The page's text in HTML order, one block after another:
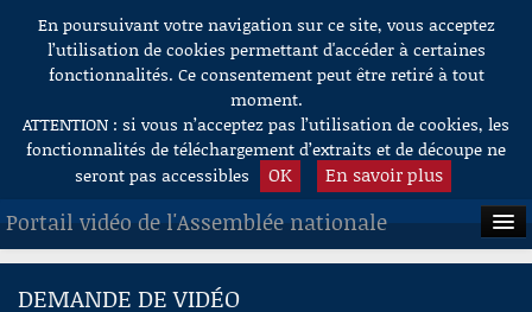
Aller au contenu
En poursuivant votre navigation sur ce site, vous acceptez
l’utilisation de cookies permettant d'accéder à certaines
fonctionnalités. Ce consentement peut être retiré à tout
moment.
ATTENTION : si vous n’acceptez pas l’utilisation de cookies, les
fonctionnalités de téléchargement d’extraits et de découpe ne
seront pas accessibles
OK En savoir plus
Portail vidéo de l'Assemblée nationale
ACCUEIL
DEMANDE DE VIDÉO